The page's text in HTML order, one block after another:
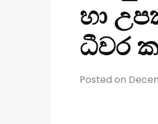
හා
ධීවර
Posted on